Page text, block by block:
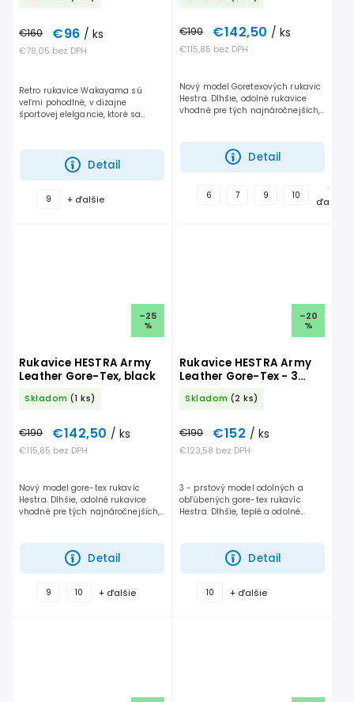
€78,05 bez DPH
€160 €96 / ks
Detail
Retro rukavice Wakayama sú
veľmi pohodlné, v dizajne
športovej elelgancie, ktoré sa
lyžovačkových dní. Možno ich...
9 + ďalšie
€115,85 bez DPH
€190 €142,50 / ks
Detail
Nový model Goretexových rukavic
Hestra. Dlhšie, odolné rukavice
vhodné pre tých najnáročnejších,
najhorších podmienok.
6 7 9 10
+
ďalšie
–25
%
Rukavice HESTRA Army
Leather Gore-Tex, black
Skladom (1 ks)
€115,85 bez DPH
€190 €142,50 / ks
Detail
Nový model gore-tex rukavíc
Hestra. Dlhšie, odolné rukavice
vhodné pre tých najnáročnejších,
najhorších podmienok....
9 10 + ďalšie
–20
%
Rukavice HESTRA Army
Leather Gore-Tex - 3
Skladom (2 ks)
€123,58 bez DPH
€190 €152 / ks
Detail
3 - prstový model odolných a
obľúbených gore-tex rukavíc
Hestra. Dlhšie, teplé a odolné
sucho a teplo v rukaviciach i...
10 + ďalšie